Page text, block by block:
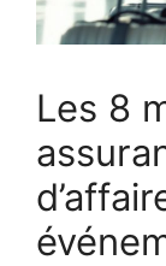
Les 8